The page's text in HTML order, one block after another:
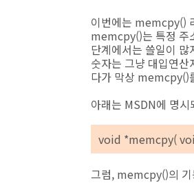
이번에는 memcpy()
memcpy()는 특정 주
단계에서는 쓸일이
숫자는 그냥 대입연
다가 막상 memcpy()
아래는 MSDN에 명
void *memcpy(
그럼, memcpy()의 기